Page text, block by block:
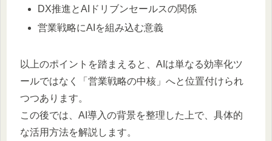
DX推進とAIドリブンセールスの関係
営業戦略にAIを組み込む意義
以上のポイントを踏まえると、AIは単なる効率化ツ
ールではなく「営業戦略の中核」へと位置付けられ
つつあります。
この後では、AI導入の背景を整理した上で、具体的
な活用方法を解説します。